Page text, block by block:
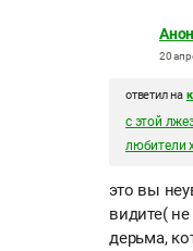
20
ответил на
с этой
любители
это вы
видите( не
дерьма,